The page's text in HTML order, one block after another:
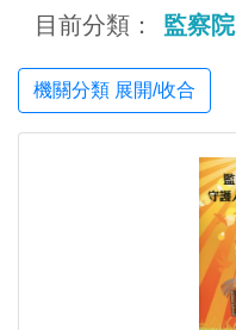
目前分類： 監察院
機關分類 展開/收合